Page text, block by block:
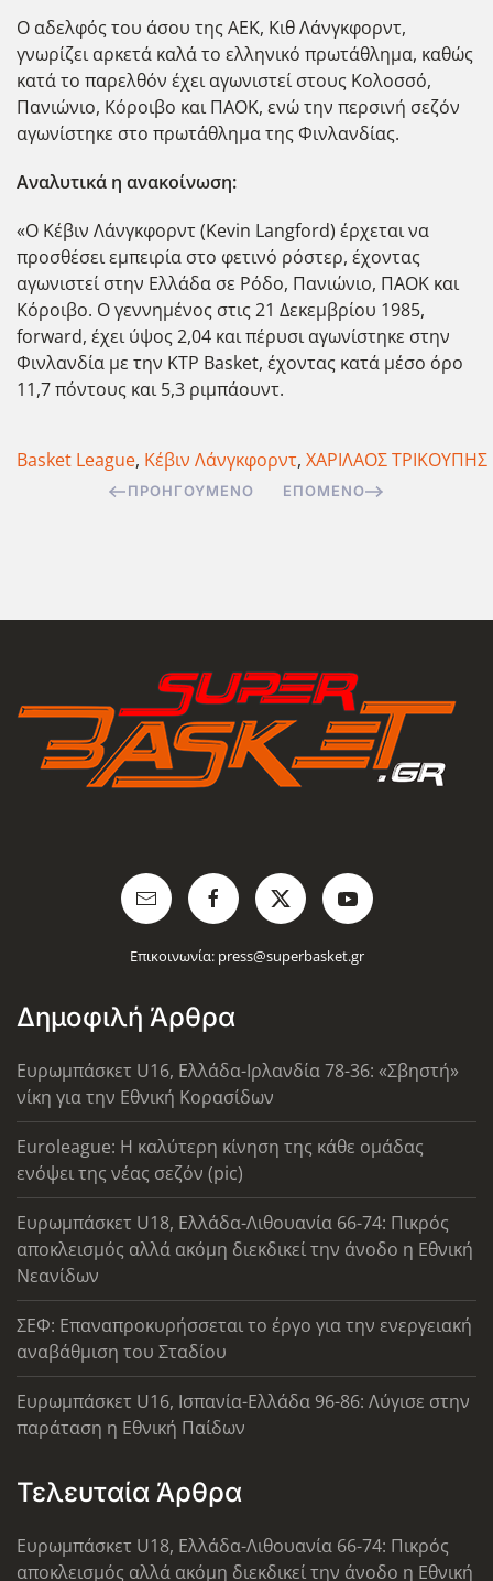
Ο αδελφός του άσου της ΑΕΚ, Κιθ Λάνγκφορντ,
γνωρίζει αρκετά καλά το ελληνικό πρωτάθλημα, καθώς
κατά το παρελθόν έχει αγωνιστεί στους Κολοσσό,
Πανιώνιο, Κόροιβο και ΠΑΟΚ, ενώ την περσινή σεζόν
αγωνίστηκε στο πρωτάθλημα της Φινλανδίας.
Αναλυτικά η ανακοίνωση:
«Ο Κέβιν Λάνγκφορντ (Kevin Langford) έρχεται να
προσθέσει εμπειρία στο φετινό ρόστερ, έχοντας
αγωνιστεί στην Ελλάδα σε Ρόδο, Πανιώνιο, ΠΑΟΚ και
Κόροιβο. Ο γεννημένος στις 21 Δεκεμβρίου 1985,
forward, έχει ύψος 2,04 και πέρυσι αγωνίστηκε στην
Φινλανδία με την KTP Basket, έχοντας κατά μέσο όρο
11,7 πόντους και 5,3 ριμπάουντ.
Basket League, Κέβιν Λάνγκφορντ, ΧΑΡΙΛΑΟΣ ΤΡΙΚΟΥΠΗΣ
ΠΡΟΗΓΟΎΜΕΝΟ ΕΠΌΜΕΝΟ
Επικοινωνία: press@superbasket.gr
Δημοφιλή Άρθρα
Ευρωμπάσκετ U16, Ελλάδα-Ιρλανδία 78-36: «Σβηστή»
νίκη για την Εθνική Κορασίδων
Euroleague: Η καλύτερη κίνηση της κάθε ομάδας
ενόψει της νέας σεζόν (pic)
Ευρωμπάσκετ U18, Ελλάδα-Λιθουανία 66-74: Πικρός
αποκλεισμός αλλά ακόμη διεκδικεί την άνοδο η Εθνική
Νεανίδων
ΣΕΦ: Επαναπροκυρήσσεται το έργο για την ενεργειακή
αναβάθμιση του Σταδίου
Ευρωμπάσκετ U16, Ισπανία-Ελλάδα 96-86: Λύγισε στην
παράταση η Εθνική Παίδων
Τελευταία Άρθρα
Ευρωμπάσκετ U18, Ελλάδα-Λιθουανία 66-74: Πικρός
αποκλεισμός αλλά ακόμη διεκδικεί την άνοδο η Εθνική